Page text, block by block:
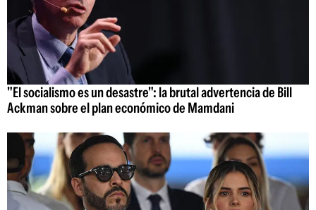
"El socialismo es un desastre": la brutal advertencia de Bill
Ackman sobre el plan económico de Mamdani